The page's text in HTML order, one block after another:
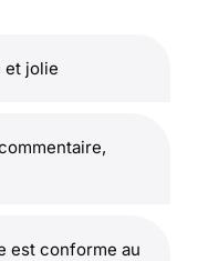
et jolie
commentaire,
est conforme au